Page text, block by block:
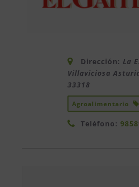
Dirección: La
Villaviciosa
33318
Agroalimentario
Teléfono: